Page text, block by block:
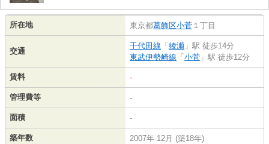
所在地 東京都葛飾区小菅 １丁目
交通
千代田線 「 綾瀬 」駅 徒歩14分
東武伊勢崎線 「 小菅 」駅 徒歩12分
賃料 -
管理費等 -
面積 -
築年数 2007年 12月 (築18年)